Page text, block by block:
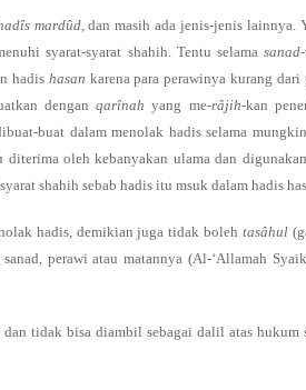
mardûd, dan masih ada jenis-jenis lainnya.
syarat-syarat shahih. Tentu selama sanad
hadis hasan karena para perawinya kurang
denganqarînah yang me-râjih-kan
buat dalam menolak hadis selama
oleh kebanyakan ulama dan
shahih sebab hadis itu msuk dalam hadis
hadis, demikian juga tidak bolehtasâhul
sanad, perawi atau matannya (Al-‘Allamah
dan tidak bisa diambil sebagai dalil atas hukum